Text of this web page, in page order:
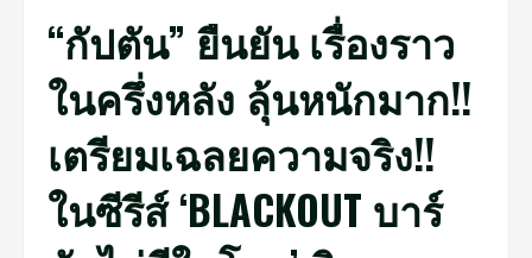
“กัปตัน” ยืนยัน เรื่องราว
ในครึ่งหลัง ลุ้นหนักมาก!!
เตรียมเฉลยความจริง!!
ในซีรีส์ ‘BLACKOUT บาร์